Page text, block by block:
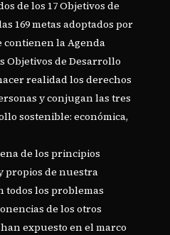
de los 17 Objetivos de
169 metas adoptados por
contienen la Agenda
Objetivos de Desarrollo
realidad los derechos
y conjugan las tres
sostenible: económica,
de los principios
propios de nuestra
los problemas
de los otros
expuesto en el marco